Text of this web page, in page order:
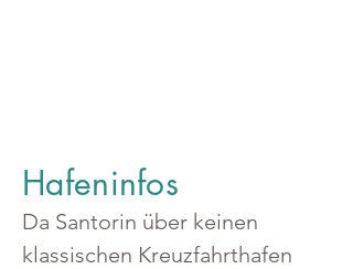
Hafeninfos
Da Santorin über keinen
klassischen Kreuzfahrthafen